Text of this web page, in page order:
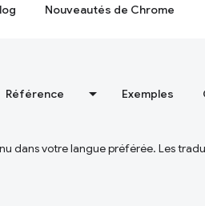
Nouveautés de Chrome
Référence Exemples
dans votre langue préférée. Les